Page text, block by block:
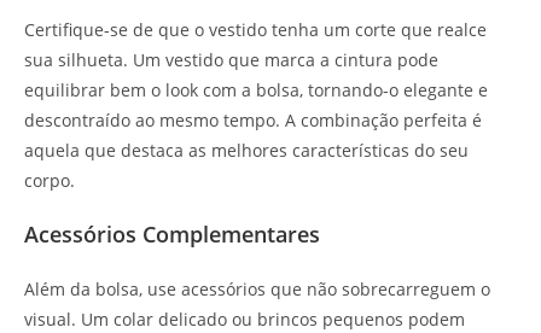
Certifique-se de que o vestido tenha um corte que realce
sua silhueta. Um vestido que marca a cintura pode
equilibrar bem o look com a bolsa, tornando-o elegante e
descontraído ao mesmo tempo. A combinação perfeita é
aquela que destaca as melhores características do seu
corpo.
Acessórios Complementares
Além da bolsa, use acessórios que não sobrecarreguem o
visual. Um colar delicado ou brincos pequenos podem